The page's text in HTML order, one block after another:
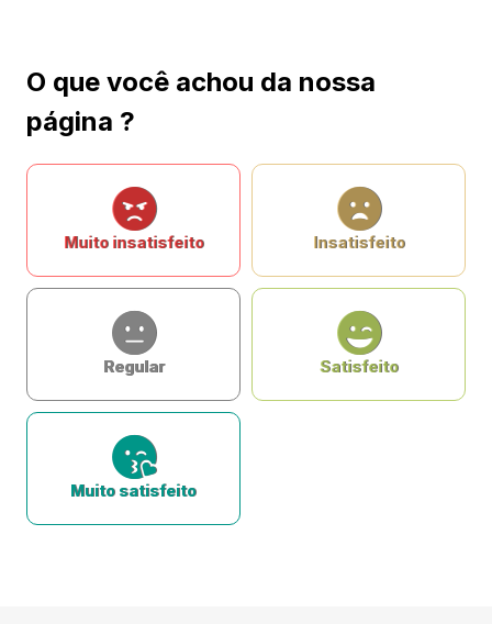
O que você achou da nossa
página ?
Muito insatisfeito Insatisfeito
Regular Satisfeito
Muito satisfeito